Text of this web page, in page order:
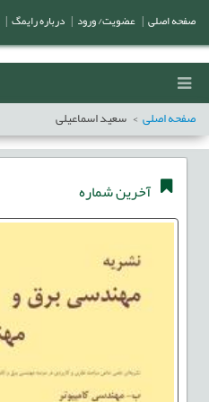
صفحه اصلی سعید اسماعیلی
آخرین شماره
صفحه اصلی عضویت/ ورود درباره رایمگ